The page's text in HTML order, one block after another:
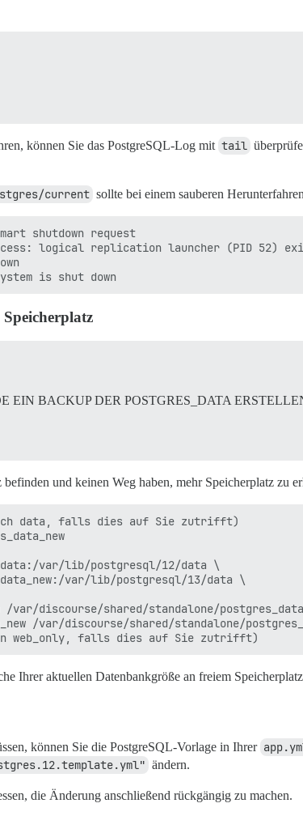
können Sie das PostgreSQL-Log mit tail
current sollte bei einem sauberen
shutdown request
logical replication launcher (PID 52)
EIN BACKUP DER POSTGRES_DATA
und keinen Weg haben, mehr Speicherplatz zu
data, falls dies auf Sie zutrifft)
discourse/shared/standalone/
/var/discourse/shared/standalone/
Ihrer aktuellen Datenbankgröße an freiem
können Sie die PostgreSQL-Vorlage in Ihrer
ändern.
die Änderung anschließend rückgängig zu machen.